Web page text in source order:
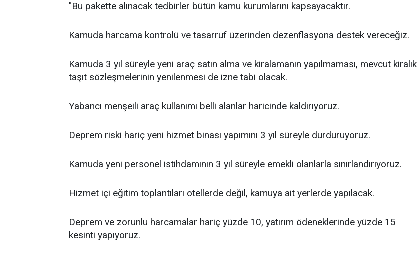
"Bu pakette alınacak tedbirler bütün kamu kurumlarını kapsayacaktır.
Kamuda harcama kontrolü ve tasarruf üzerinden dezenflasyona destek vereceğiz.
Kamuda 3 yıl süreyle yeni araç satın alma ve kiralamanın yapılmaması, mevcut kiralık
taşıt sözleşmelerinin yenilenmesi de izne tabi olacak.
Yabancı menşeili araç kullanımı belli alanlar haricinde kaldırıyoruz.
Deprem riski hariç yeni hizmet binası yapımını 3 yıl süreyle durduruyoruz.
Kamuda yeni personel istihdamının 3 yıl süreyle emekli olanlarla sınırlandırıyoruz.
Hizmet içi eğitim toplantıları otellerde değil, kamuya ait yerlerde yapılacak.
Deprem ve zorunlu harcamalar hariç yüzde 10, yatırım ödeneklerinde yüzde 15
kesinti yapıyoruz.